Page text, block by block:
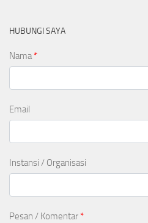
HUBUNGI SAYA
Nama *
Email
Instansi / Organisasi
Pesan / Komentar *